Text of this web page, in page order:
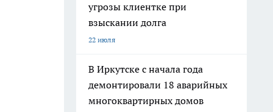
угрозы клиентке при
взыскании долга
22 июля
В Иркутске с начала года
демонтировали 18 аварийных
многоквартирных домов